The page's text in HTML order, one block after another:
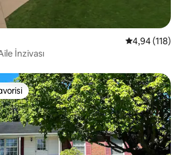
5 üzerinden
4,94 (118)
İnzivası
en beğenilenler arasında